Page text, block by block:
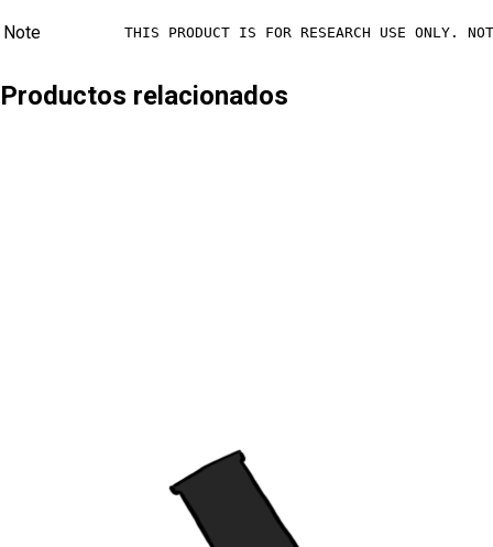
Note THIS PRODUCT IS FOR RESEARCH USE ONLY.
Productos relacionados